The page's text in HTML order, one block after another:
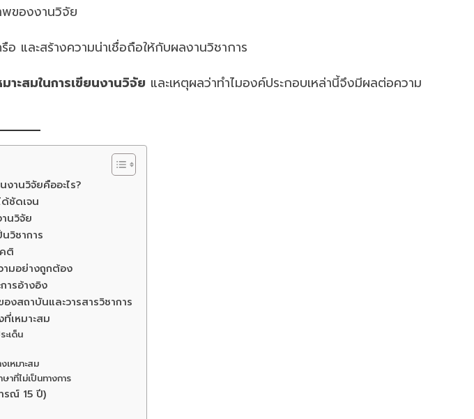
พของงานวิจัย
อ และสร้างความน่าเชื่อถือให้กับผลงานวิชาการ
าะสมในการเขียนงานวิจัย และเหตุผลว่าทำไมองค์ประกอบเหล่านี้จึงมีผลต่อความ
งานวิจัยคืออะไร?
ด้ชัดเจน
นวิจัย
วิชาการ
ติ
ามอย่างถูกต้อง
ารอ้างอิง
สถาบันและวารสารวิชาการ
ที่เหมาะสม
ะเด็น
เหมาะสม
าที่ไม่เป็นทางการ
รณ์ 15 ปี)